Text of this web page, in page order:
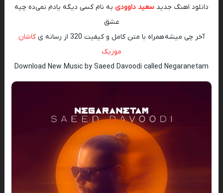
دانلود اهنگ جدید سعید داوودی به نام کسی دیگه یادم نمی‌ده چیه
عشق
آخر چی میشه همراه با متن کامل و کیفیت 320 از رسانه ی
کاشان
موزیک
Download New Music by Saeed Davoodi called Negaranetam